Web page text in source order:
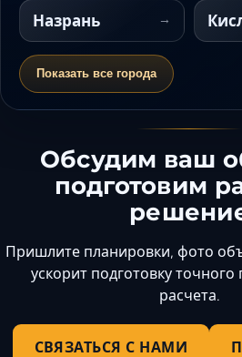
Назрань
Показать все города
Обсудим ваш
подготовим
Пришлите планировки, фото
ускорит подготовку
расчета.
СВЯЗАТЬСЯ С НАМИ